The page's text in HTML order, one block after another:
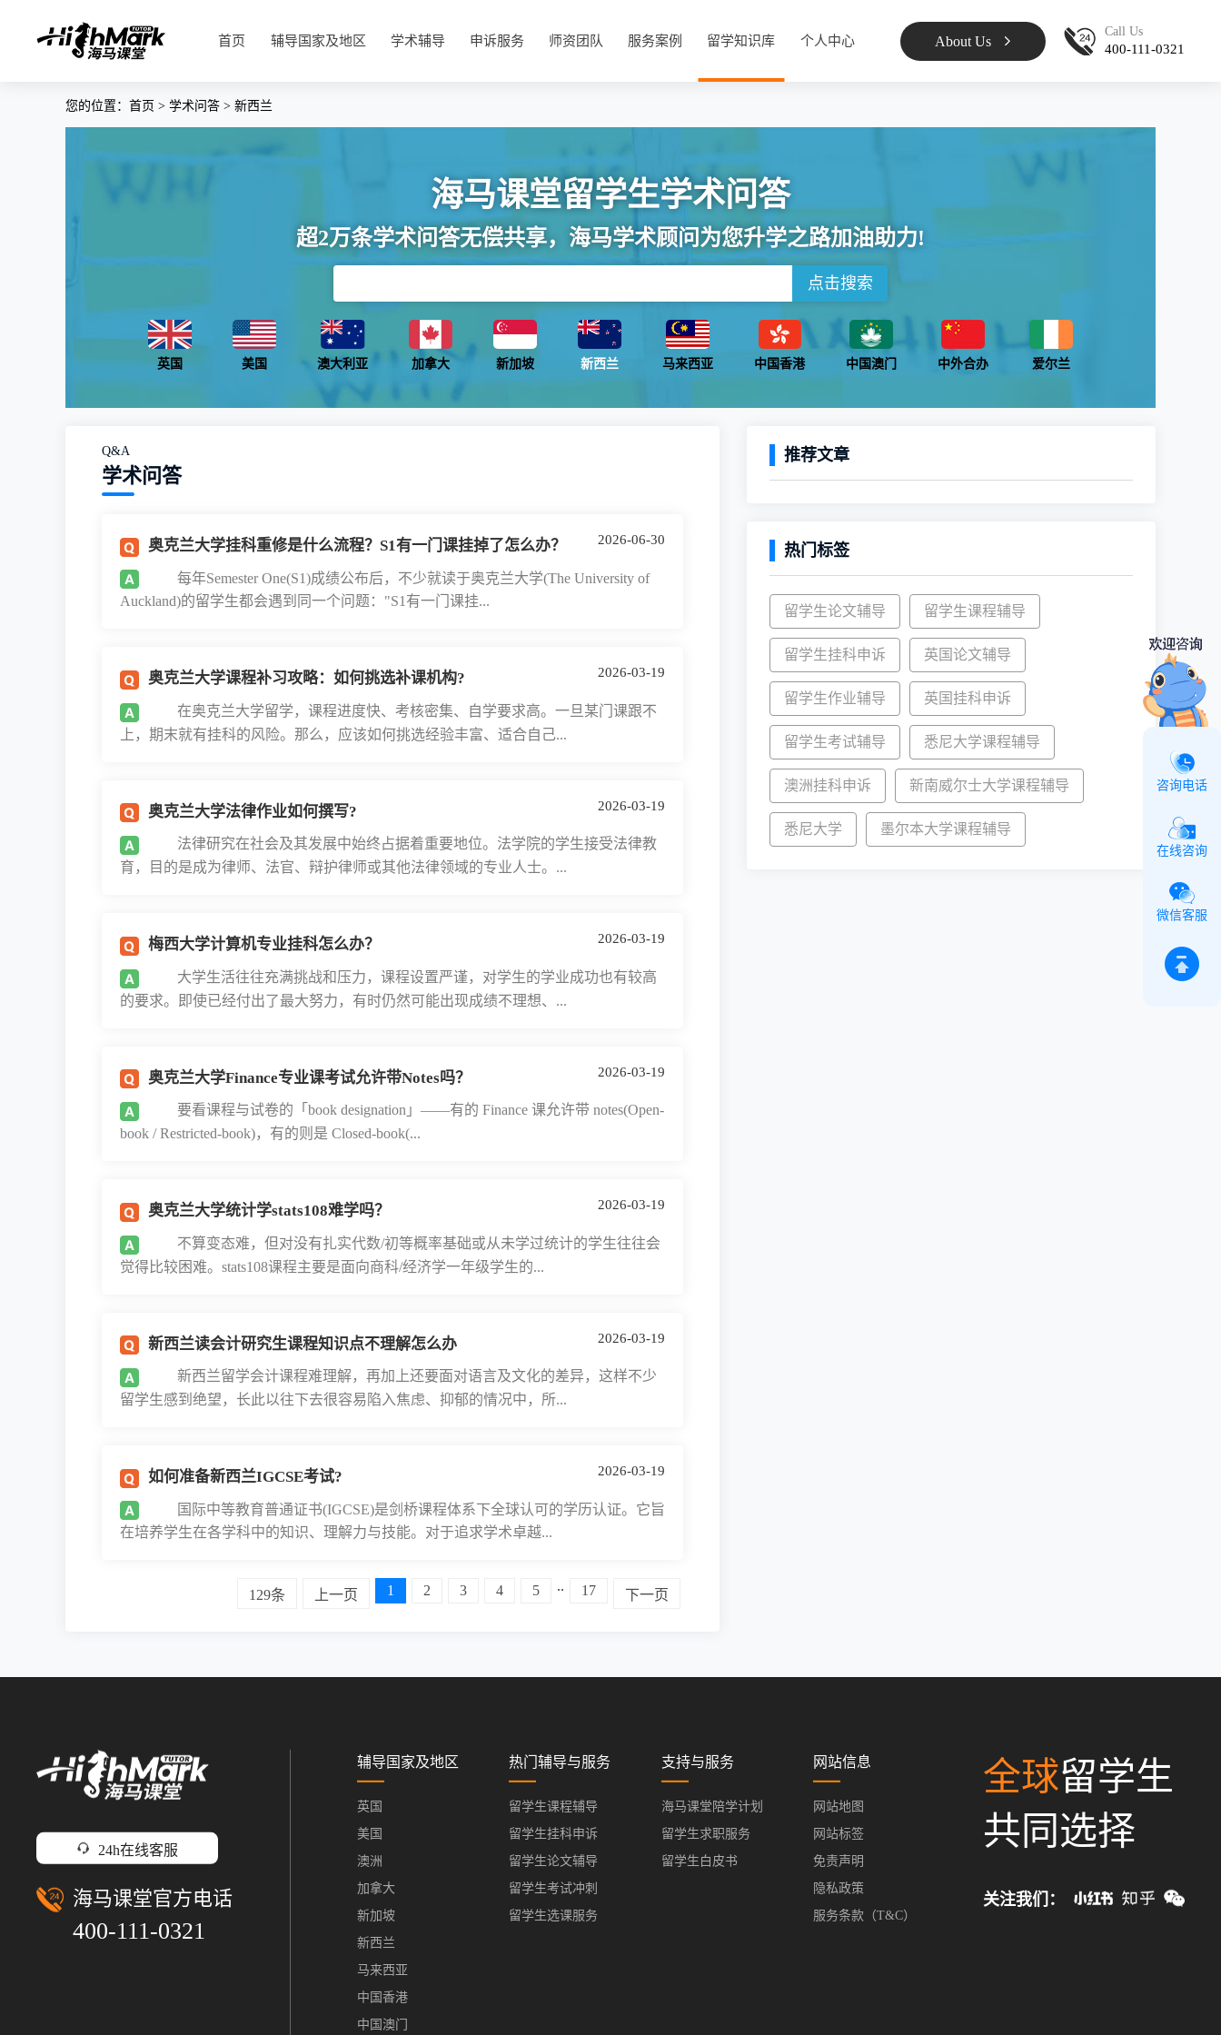
首页 辅导国家及地区 学术辅导 申诉服务 师资团队 服务案例 留学知识库 个人中心 About Us
Call Us
400-111-0321
您的位置： 首页 > 学术问答 > 新西兰
海马课堂留学生学术问答
超2万条学术问答无偿共享，海马学术顾问为您升学之路加油助力!
点击搜索
英国 美国 澳大利亚 加拿大 新加坡 新西兰 马来西亚 中国香港 中国澳门 中外合办 爱尔兰
Q&A
学术问答
2026-06-30
奥克兰大学挂科重修是什么流程？S1有一门课挂掉了怎么办？
每年Semester One(S1)成绩公布后，不少就读于奥克兰大学(The University of
Auckland)的留学生都会遇到同一个问题："S1有一门课挂...
2026-03-19
奥克兰大学课程补习攻略：如何挑选补课机构?
在奥克兰大学留学，课程进度快、考核密集、自学要求高。一旦某门课跟不
上，期末就有挂科的风险。那么，应该如何挑选经验丰富、适合自己...
2026-03-19
奥克兰大学法律作业如何撰写?
法律研究在社会及其发展中始终占据着重要地位。法学院的学生接受法律教
育，目的是成为律师、法官、辩护律师或其他法律领域的专业人士。...
2026-03-19
梅西大学计算机专业挂科怎么办？
大学生活往往充满挑战和压力，课程设置严谨，对学生的学业成功也有较高
的要求。即使已经付出了最大努力，有时仍然可能出现成绩不理想、...
2026-03-19
奥克兰大学Finance专业课考试允许带Notes吗？
要看课程与试卷的「book designation」——有的 Finance 课允许带 notes(Open-
book / Restricted-book)，有的则是 Closed-book(...
2026-03-19
奥克兰大学统计学stats108难学吗？
不算变态难，但对没有扎实代数/初等概率基础或从未学过统计的学生往往会
觉得比较困难。stats108课程主要是面向商科/经济学一年级学生的...
2026-03-19
新西兰读会计研究生课程知识点不理解怎么办
新西兰留学会计课程难理解，再加上还要面对语言及文化的差异，这样不少
留学生感到绝望，长此以往下去很容易陷入焦虑、抑郁的情况中，所...
2026-03-19
如何准备新西兰IGCSE考试?
国际中等教育普通证书(IGCSE)是剑桥课程体系下全球认可的学历认证。它旨
在培养学生在各学科中的知识、理解力与技能。对于追求学术卓越...
129条 上一页 1 2 3 4 5 .. 17 下一页
推荐文章
热门标签
留学生论文辅导 留学生课程辅导
留学生挂科申诉 英国论文辅导
留学生作业辅导 英国挂科申诉
留学生考试辅导 悉尼大学课程辅导
澳洲挂科申诉 新南威尔士大学课程辅导
悉尼大学 墨尔本大学课程辅导
24h在线客服
海马课堂官方电话
400-111-0321
辅导国家及地区
英国
美国
澳洲
加拿大
新加坡
新西兰
马来西亚
中国香港
中国澳门
热门辅导与服务
留学生课程辅导
留学生挂科申诉
留学生论文辅导
留学生考试冲刺
留学生选课服务
支持与服务
海马课堂陪学计划
留学生求职服务
留学生白皮书
网站信息
网站地图
网站标签
免责声明
隐私政策
服务条款（T&C）
全球留学生
共同选择
关注我们：
咨询电话
在线咨询
微信客服